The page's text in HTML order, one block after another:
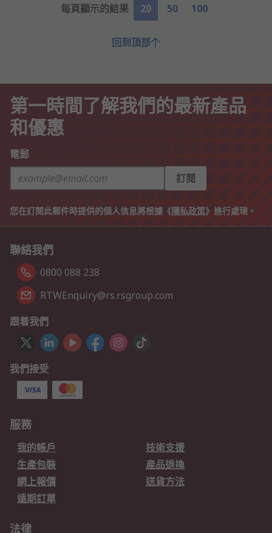
每頁顯示的結果
20 50 100
回到頂部
第一時間了解我們的最新產品
和優惠
電郵
訂閱
您在訂閱此郵件時提供的個人信息將根據《隱私政策》進行處理。
聯絡我們
0800 088 238
RTWEnquiry@rs.rsgroup.com
跟着我們
我們接受
服務
我的帳戶
技術支援
生產包裝
產品退換
網上報價
送貨方法
遠期訂單
法律